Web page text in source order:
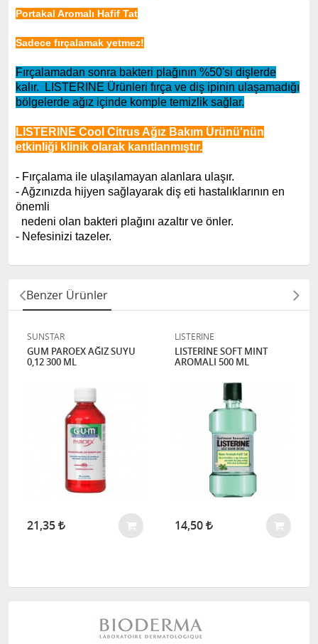
Portakal Aromalı Hafif Tat
Sadece fırçalamak yetmez!
Fırçalamadan sonra bakteri plağının %50'si dişlerde
kalır.
LISTERINE Ürünleri fırça ve diş ipinin ulaşamadığı
bölgelerde ağız içinde komple temizlik sağlar.
LISTERINE Cool Citrus Ağız Bakım Ürünü'nün
etkinliği klinik olarak kanıtlanmıştır.
- Fırçalama ile ulaşılamayan alanlara ulaşır.
- Ağzınızda hijyen sağlayarak diş eti hastalıklarının en
önemli
nedeni olan bakteri plağını azaltır ve önler.
- Nefesinizi tazeler.
Benzer Ürünler
SUNSTAR
GUM PAROEX AĞIZ SUYU
0,12 300 ML
21,35
LISTERINE
LISTERİNE SOFT MINT
AROMALI 500 ML
14,50